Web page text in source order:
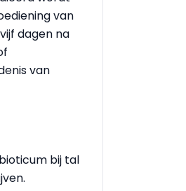
van
dagen na
van
bij tal